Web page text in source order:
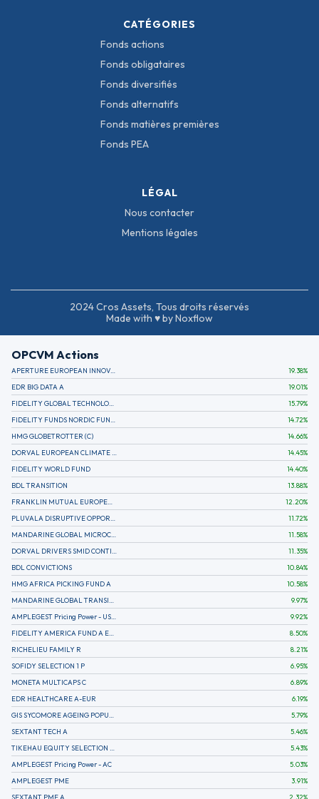
CATÉGORIES
Fonds actions
Fonds obligataires
Fonds diversifiés
Fonds alternatifs
Fonds matières premières
Fonds PEA
LÉGAL
Nous contacter
Mentions légales
2024 Cros Assets, Tous droits réservés
Made with ♥ by Noxflow
OPCVM Actions
APERTURE EUROPEAN INNOVATION 19.38%
EDR BIG DATA A
19.01%
FIDELITY GLOBAL TECHNOLOGY FUND A EUR
15.79%
FIDELITY FUNDS NORDIC FUND A
14.72%
HMG GLOBETROTTER (C)
14.66%
DORVAL EUROPEAN CLIMATE INITIATIVE R (C)
14.45%
FIDELITY WORLD FUND
14.40%
BDL TRANSITION
13.88%
FRANKLIN MUTUAL EUROPEAN FUND A EUR (C)
12.20%
PLUVALA DISRUPTIVE OPPORTUNITIES
11.72%
MANDARINE GLOBAL MICROCAP
11.58%
DORVAL DRIVERS SMID CONTINENTAL EUROPE
11.35%
BDL CONVICTIONS
10.84%
HMG AFRICA PICKING FUND A
10.58%
MANDARINE GLOBAL TRANSITION R
9.97%
AMPLEGEST Pricing Power - US - AC
9.92%
FIDELITY AMERICA FUND A EUR (C)
8.50%
RICHELIEU FAMILY R
8.21%
SOFIDY SELECTION 1 P
6.95%
MONETA MULTICAPS C
6.89%
EDR HEALTHCARE A-EUR
6.19%
GIS SYCOMORE AGEING POPULATION
5.79%
SEXTANT TECH A
5.46%
TIKEHAU EQUITY SELECTION R-Acc-EUR
5.43%
AMPLEGEST Pricing Power - AC
5.03%
AMPLEGEST PME
3.91%
SEXTANT PME A
2.32%